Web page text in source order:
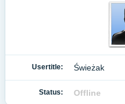
Usertitle: Świeżak
Status: Offline